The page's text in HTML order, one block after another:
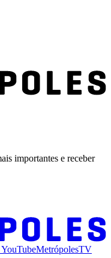
importantes e receber
YouTubeMetrópolesTV